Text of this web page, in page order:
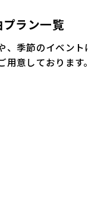
プラン一覧
、季節のイベン
用意しております。